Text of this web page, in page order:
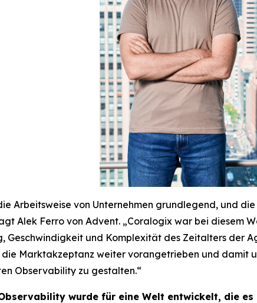
Arbeitsweise von Unternehmen grundlegend, und
Alek Ferro von Advent. „Coralogix war bei diesem
Geschwindigkeit und Komplexität des Zeitalters der
Marktakzeptanz weiter vorangetrieben und damit
Observability zu gestalten.“
wurde für eine Welt entwickelt, die